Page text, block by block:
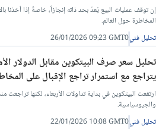
تحليل فني/سعر الدينار الاردني مقابل الجنيه المصرى
تحليل فني/الدولار مقابل الليرة التركية
تحليل فني/الدولار مقابل الريال القطري
إن توقف عمليات البيع يُعدّ بحد ذاته إنجازاً، خاصةً إذا أخذنا
المخاطرة حول العالم.
تحليل فني26/01/2026 09:23 GMT0
تحليل سعر صرف البيتكوين مقابل الدولار
يتراجع مع استمرار تراجع الإقبال على
ارتفعت البيتكوين في بداية تداولات الأربعاء، لكنها تراجعت
والجيوسياسية.
تحليل فني22/01/2026 10:08 GMT0